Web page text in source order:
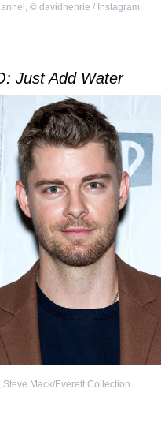
© davidhenrie / Instagram
Just Add Water
Steve Mack/Everett Collection